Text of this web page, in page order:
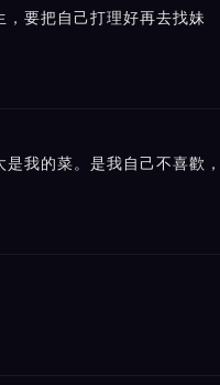
要把自己打理好再去找妹
我的菜。是我自己不喜歡，